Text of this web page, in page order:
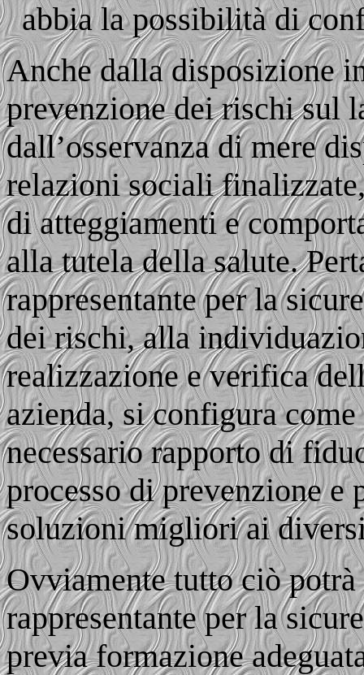
abbia la possibilità di
Anche dalla disposizione
prevenzione dei rischi sul
dall’osservanza di mere
relazioni sociali
di atteggiamenti e
alla tutela della salute.
rappresentante per la
dei rischi, alla
realizzazione e verifica
azienda, si configura
necessario rapporto di
processo di prevenzione
soluzioni migliori ai
Ovviamente tutto ciò
rappresentante per la
previa formazione